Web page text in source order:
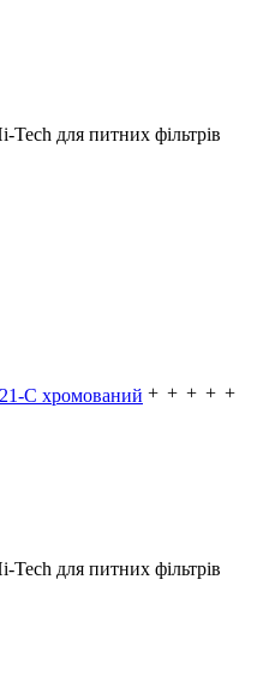
для питних фільтрів
C хромований
для питних фільтрів